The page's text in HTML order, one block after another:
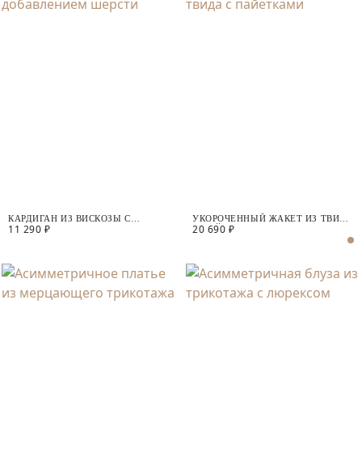
КАРДИГАН ИЗ ВИСКОЗЫ С
ДОБАВЛЕНИЕМ ШЕРСТИ
11 290 ₽
УКОРОЧЕННЫЙ ЖАКЕТ ИЗ ТВИДА
С ПАЙЕТКАМИ
20 690 ₽